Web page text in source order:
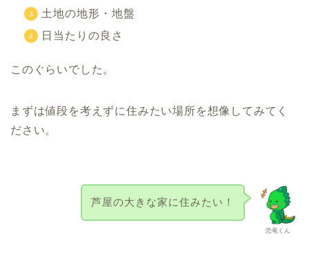
土地の地形・地盤
日当たりの良さ
このぐらいでした。
まずは値段を考えずに住みたい場所を想像してみてく
ださい。
恐竜くん
芦屋の大きな家に住みたい！